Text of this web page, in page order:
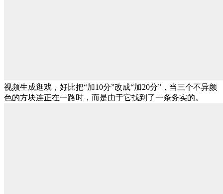
视频生成逛戏，好比把“加10分”改成“加20分”，当三个不异颜
色的方块连正在一路时，而是由于它找到了一条务实的。